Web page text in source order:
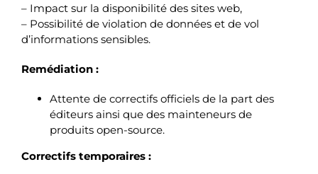
– Impact sur la disponibilité des sites web,
– Possibilité de violation de données et de vol
d’informations sensibles.
Remédiation :
Attente de correctifs officiels de la part des
éditeurs ainsi que des mainteneurs de
produits open-source.
Correctifs temporaires :